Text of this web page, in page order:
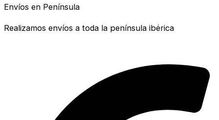
Envíos en Península
Realizamos envíos a toda la península ibérica